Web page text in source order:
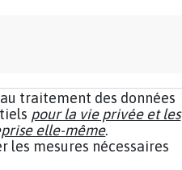
traitement des données
pour la vie privée et les
elle-même.
les mesures nécessaires